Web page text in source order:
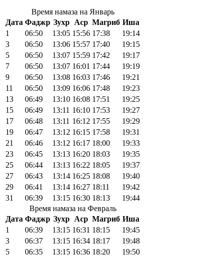
Время намаза на Январь
Дата Фаджр Зухр Аср Магриб Иша
1
06:50 13:05 15:56 17:38
19:14
3
06:50 13:06 15:57 17:40
19:15
5
06:50 13:07 15:59 17:42
19:17
7
06:50 13:07 16:01 17:44
19:19
9
06:50 13:08 16:03 17:46
19:21
11
06:50 13:09 16:06 17:48
19:23
13
06:49 13:10 16:08 17:51
19:25
15
06:49 13:11 16:10 17:53
19:27
17
06:48 13:11 16:12 17:55
19:29
19
06:47 13:12 16:15 17:58
19:31
21
06:46 13:12 16:17 18:00
19:33
23
06:45 13:13 16:20 18:03
19:35
25
06:44 13:13 16:22 18:05
19:37
27
06:43 13:14 16:25 18:08
19:40
29
06:41 13:14 16:27 18:11
19:42
31
06:39 13:15 16:30 18:13
19:44
Время намаза на Февраль
Дата Фаджр Зухр Аср Магриб Иша
1
06:39 13:15 16:31 18:15
19:45
3
06:37 13:15 16:34 18:17
19:48
5
06:35 13:15 16:36 18:20
19:50